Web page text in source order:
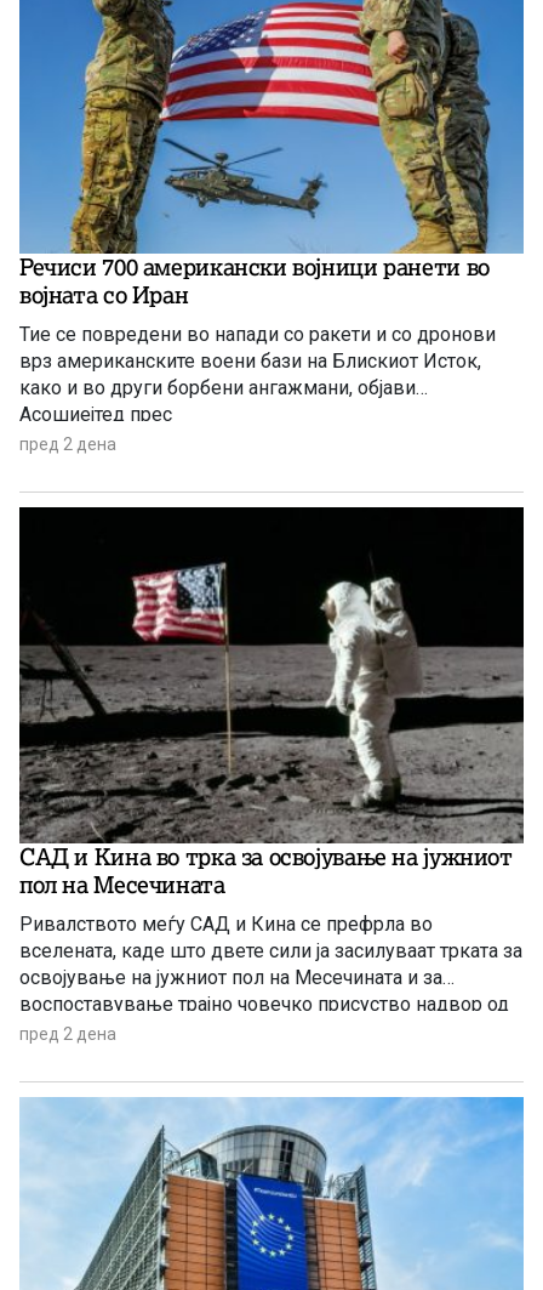
Речиси 700 американски војници ранети во
војната со Иран
Тие се повредени во напади со ракети и со дронови
врз американските воени бази на Блискиот Исток,
како и во други борбени ангажмани, објави
Асошиејтед прес
пред 2 дена
САД и Кина во трка за освојување на јужниот
пол на Месечината
Ривалството меѓу САД и Кина се префрла во
вселената, каде што двете сили ја засилуваат трката за
освојување на јужниот пол на Месечината и за
воспоставување трајно човечко присуство надвор од
Земјата.
пред 2 дена